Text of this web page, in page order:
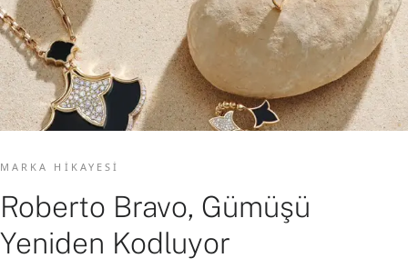
MARKA HIKAYESI
Roberto Bravo, Gümüşü
Yeniden Kodluyor